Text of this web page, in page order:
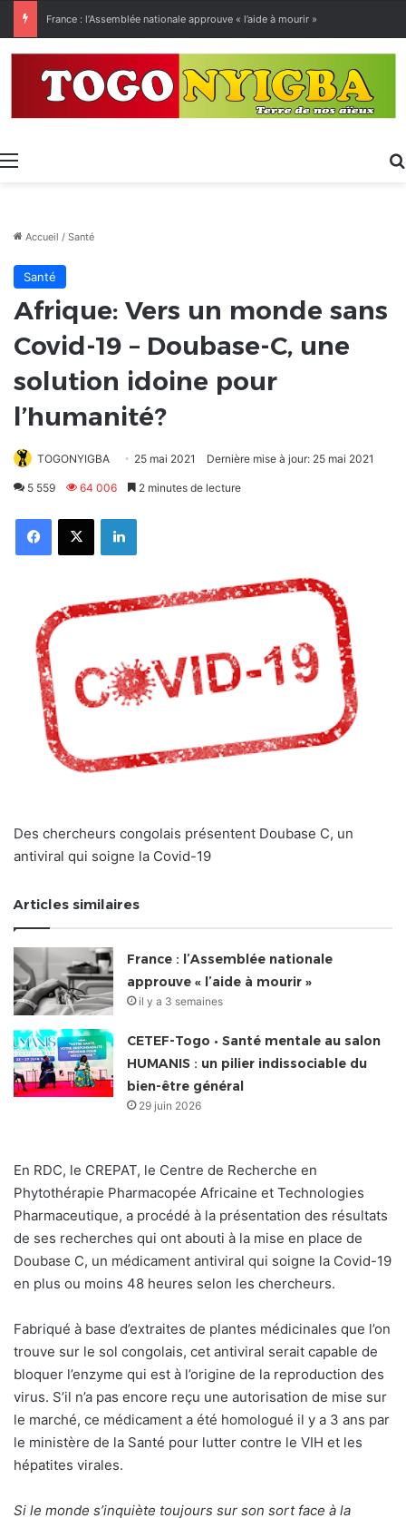
Menu
Accueil / Santé
Santé
Afrique: Vers un monde sans
Covid-19 – Doubase-C, une
solution idoine pour
l’humanité?
TOGONYIGBA 25 mai 2021 Dernière mise à jour: 25 mai 2021
5 559 64 006 2 minutes de lecture
FacebookX Linkedin
Des chercheurs congolais présentent Doubase C, un
antiviral qui soigne la Covid-19
Articles similaires
France : l’Assemblée nationale
approuve « l’aide à mourir »
il y a 3 semaines
CETEF-Togo • Santé mentale au salon
HUMANIS : un pilier indissociable du
bien-être général
29 juin 2026
En RDC, le CREPAT, le Centre de Recherche en
Phytothérapie Pharmacopée Africaine et Technologies
Pharmaceutique, a procédé à la présentation des résultats
de ses recherches qui ont abouti à la mise en place de
Doubase C, un médicament antiviral qui soigne la Covid-19
en plus ou moins 48 heures selon les chercheurs.
Fabriqué à base d’extraites de plantes médicinales que l’on
trouve sur le sol congolais, cet antiviral serait capable de
bloquer l’enzyme qui est à l’origine de la reproduction des
virus. S’il n’a pas encore reçu une autorisation de mise sur
le marché, ce médicament a été homologué il y a 3 ans par
le ministère de la Santé pour lutter contre le VIH et les
hépatites virales.
Si le monde s’inquiète toujours sur son sort face à la